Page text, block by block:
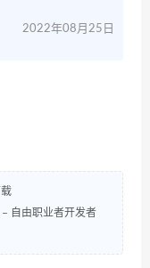
2022年08月25日
自由职业者开发者